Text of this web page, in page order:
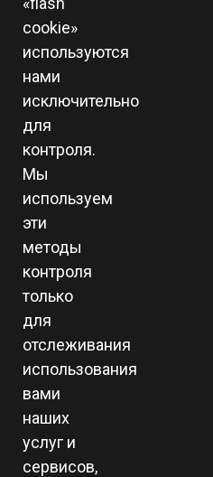
cookie»
используются
нами
исключительно
для
контроля.
Мы
используем
эти
методы
контроля
только
для
отслеживания
использования
вами
наших
услуг и
сервисов,